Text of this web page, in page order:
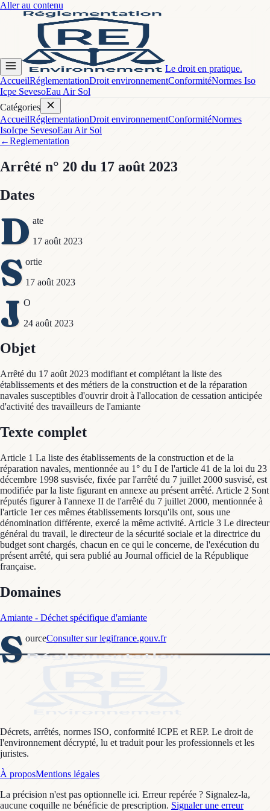
Aller au contenu
Le droit en pratique.
AccueilRéglementationDroit environnementConformitéNormes Iso
Icpe SevesoEau Air Sol
Catégories
AccueilRéglementationDroit environnementConformitéNormes
IsoIcpe SevesoEau Air Sol
←Reglementation
Arrêté n° 20 du 17 août 2023
Dates
D ate
17 août 2023
S ortie
17 août 2023
J O
24 août 2023
Objet
Arrêté du 17 août 2023 modifiant et complétant la liste des
établissements et des métiers de la construction et de la réparation
navales susceptibles d'ouvrir droit à l'allocation de cessation anticipée
d'activité des travailleurs de l'amiante
Texte complet
Article 1 La liste des établissements de la construction et de la
réparation navales, mentionnée au 1° du I de l'article 41 de la loi du 23
décembre 1998 susvisée, fixée par l'arrêté du 7 juillet 2000 susvisé, est
modifiée par la liste figurant en annexe au présent arrêté. Article 2 Sont
réputés figurer à l'annexe II de l'arrêté du 7 juillet 2000, mentionnée à
l'article 1er ces mêmes établissements lorsqu'ils ont, sous une
dénomination différente, exercé la même activité. Article 3 Le directeur
général du travail, le directeur de la sécurité sociale et la directrice du
budget sont chargés, chacun en ce qui le concerne, de l'exécution du
présent arrêté, qui sera publié au Journal officiel de la République
française.
Domaines
Amiante - Déchet spécifique d'amiante
S ourceConsulter sur legifrance.gouv.fr
Décrets, arrêtés, normes ISO, conformité ICPE et REP. Le droit de
l'environnement décrypté, lu et traduit pour les professionnels et les
juristes.
À proposMentions légales
La précision n'est pas optionnelle ici. Erreur repérée ? Signalez-la,
aucune coquille ne bénéficie de prescription. Signaler une erreur